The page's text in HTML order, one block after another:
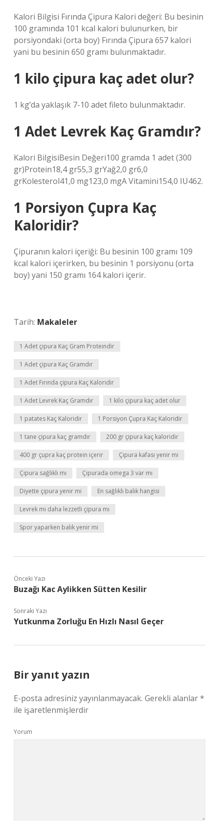
Kalori Bilgisi Fırında Çipura Kalori değeri: Bu besinin
100 gramında 101 kcal kalori bulunurken, bir
porsiyondaki (orta boy) Fırında Çipura 657 kalori
yani bu besinin 650 gramı bulunmaktadır.
1 kilo çipura kaç adet olur?
1 kg’da yaklaşık 7-10 adet fileto bulunmaktadır.
1 Adet Levrek Kaç Gramdır?
Kalori BilgisiBesin Değeri100 gramda 1 adet (300
gr)Protein18,4 gr55,3 grYağ2,0 gr6,0
grKolesterol41,0 mg123,0 mgA Vitamini154,0 IU462.
1 Porsiyon Çupra Kaç
Kaloridir?
Çipuranın kalori içeriği: Bu besinin 100 gramı 109
kcal kalori içerirken, bu besinin 1 porsiyonu (orta
boy) yani 150 gramı 164 kalori içerir.
Tarih: Makaleler
1 Adet çipura Kaç Gram Proteindir
1 Adet çipura Kaç Gramdır
1 Adet Fırında çipura Kaç Kaloridir
1 Adet Levrek Kaç Gramdır 1 kilo çipura kaç adet olur
1 patates Kaç Kaloridir 1 Porsiyon Çupra Kaç Kaloridir
1 tane çipura kaç gramdır 200 gr çipura kaç kaloridir
400 gr çupra kaç protein içerir Çipura kafası yenir mi
Çipura sağlıklı mı Çipurada omega 3 var mı
Diyette çipura yenir mi En sağlıklı balık hangisi
Levrek mi daha lezzetli çipura mı
Spor yaparken balık yenir mi
Önceki Yazı
Buzağı Kac Aylikken Sütten Kesilir
Sonraki Yazı
Yutkunma Zorluğu En Hızlı Nasıl Geçer
Bir yanıt yazın
E-posta adresiniz yayınlanmayacak. Gerekli alanlar*
ile işaretlenmişlerdir
Yorum